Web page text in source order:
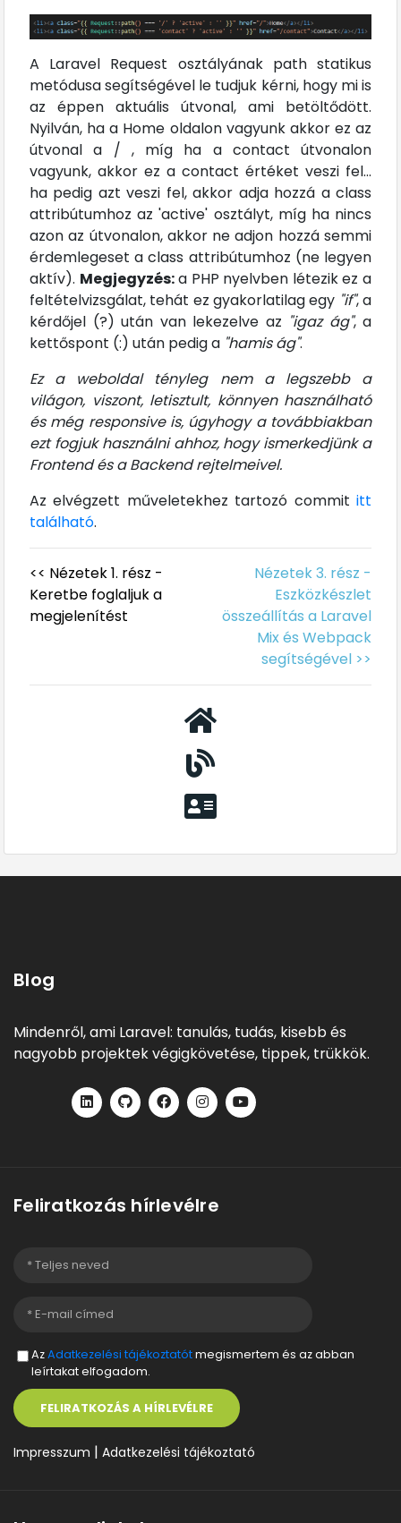
A Laravel Request osztályának path statikus
metódusa segítségével le tudjuk kérni, hogy mi is
az éppen aktuális útvonal, ami betöltődött.
Nyilván, ha a Home oldalon vagyunk akkor ez az
útvonal a / , míg ha a contact útvonalon
vagyunk, akkor ez a contact értéket veszi fel...
ha pedig azt veszi fel, akkor adja hozzá a class
attribútumhoz az 'active' osztályt, míg ha nincs
azon az útvonalon, akkor ne adjon hozzá semmi
érdemlegeset a class attribútumhoz (ne legyen
aktív). Megjegyzés:a PHP nyelvben létezik ez a
feltételvizsgálat, tehát ez gyakorlatilag egy "if", a
kérdőjel (?) után van lekezelve az "igaz ág", a
kettőspont (:) után pedig a "hamis ág".
Ez a weboldal tényleg nem a legszebb a
világon, viszont, letisztult, könnyen használható
és még responsive is, úgyhogy a továbbiakban
ezt fogjuk használni ahhoz, hogy ismerkedjünk a
Frontend és a Backend rejtelmeivel.
Az elvégzett műveletekhez tartozó commit itt
található.
<< Nézetek 1. rész -
Keretbe foglaljuk a
megjelenítést
Nézetek 3. rész -
Eszközkészlet
összeállítás a Laravel
Mix és Webpack
segítségével >>
Blog
Mindenről, ami Laravel: tanulás, tudás, kisebb és
nagyobb projektek végigkövetése, tippek, trükkök.
Feliratkozás hírlevélre
AzAdatkezelési tájékoztatótmegismertem és az abban
leírtakat elfogadom.
FELIRATKOZÁS A HÍRLEVÉLRE
Impresszum | Adatkezelési tájékoztató